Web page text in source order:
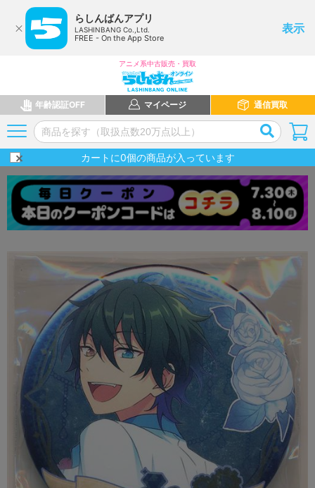
らしんばんアプリ
LASHINBANG Co.,Ltd.
FREE - On the App Store
表示
アニメ系中古販売・買取
年齢認証OFF マイページ 通信買取
カートに0個の商品が入っています